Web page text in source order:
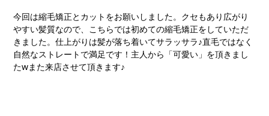
今回は縮毛矯正とカットをお願いしました。クセもあり広がり
やすい髪質なので、こちらでは初めての縮毛矯正をしていただ
きました。仕上がりは髪が落ち着いてサラッサラ♪直毛ではなく
自然なストレートで満足です！主人から「可愛い」を頂きまし
たwまた来店させて頂きます♪